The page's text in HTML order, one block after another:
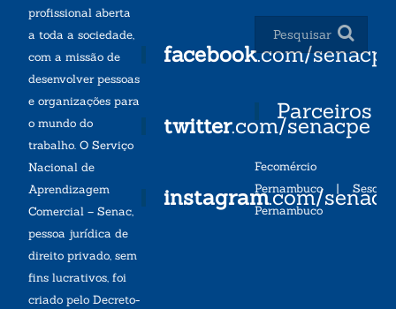
profissional aberta
a toda a sociedade,
com a missão de
desenvolver pessoas
e organizações para
o mundo do
trabalho. O Serviço
Nacional de
Aprendizagem
Comercial – Senac,
pessoa jurídica de
direito privado, sem
fins lucrativos, foi
criado pelo Decreto-
facebook.com/senacpe
twitter.com/senacpe
instagram.com/
Parceiros
Fecomércio
Pernambuco| Sesc
Pernambuco